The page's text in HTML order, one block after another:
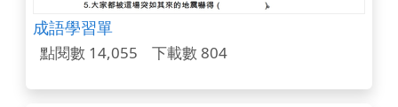
成語學習單
點閱數 14,055 下載數 804